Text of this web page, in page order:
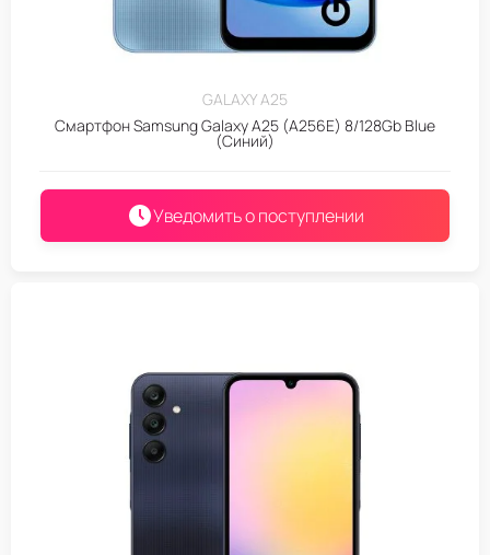
GALAXY A25
Смартфон Samsung Galaxy A25 (A256E) 8/128Gb Blue
(Синий)
Уведомить о поступлении